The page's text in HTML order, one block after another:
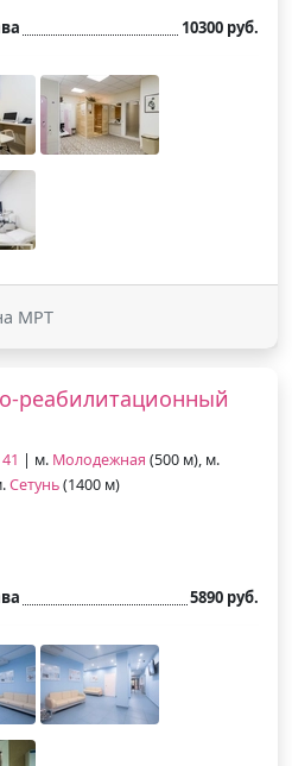
10300 руб.
МРТ
реабилитационный
| м. Молодежная (500 м), м.
Сетунь(1400 м)
5890 руб.